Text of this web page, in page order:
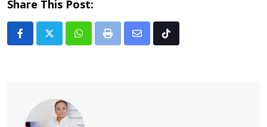
Share This Post:
Whatsapp
Print
Share Tiktok